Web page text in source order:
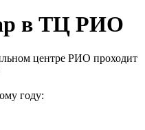
в ТЦ РИО
центре РИО проходит
году: